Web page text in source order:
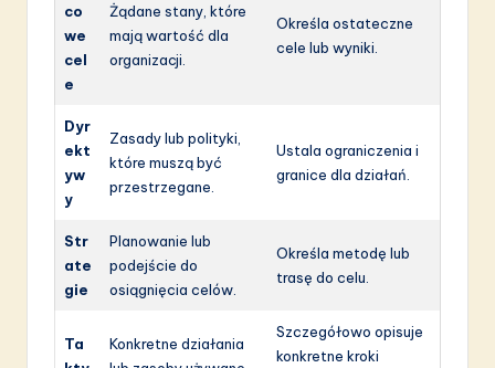
co
we
cel
e
Żądane stany, które
mają wartość dla
organizacji.
Określa ostateczne
cele lub wyniki.
Dyr
ekt
yw
y
Zasady lub polityki,
które muszą być
przestrzegane.
Ustala ograniczenia i
granice dla działań.
Str
ate
gie
Planowanie lub
podejście do
osiągnięcia celów.
Określa metodę lub
trasę do celu.
Ta
Konkretne działania
Szczegółowo opisuje
konkretne kroki